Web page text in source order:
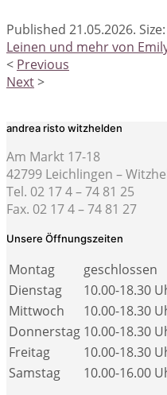
Published 21.05.2026. Size:
Leinen und mehr von
< Previous
Next>
andrea risto witzhelden
Am Markt 17-18
42799 Leichlingen –
Tel. 02 17 4 – 74 81 25
Fax. 02 17 4 – 74 81 27
Unsere Öffnungszeiten
Montag
geschlossen
Dienstag
10.00-18.30
Mittwoch
10.00-18.30
Donnerstag 10.00-18.30
Freitag
10.00-18.30
Samstag
10.00-16.00